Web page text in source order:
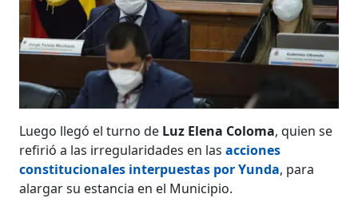
Luego llegó el turno de Luz Elena Coloma, quien se
refirió a las irregularidades en lasacciones
constitucionales interpuestas por Yunda, para
alargar su estancia en el Municipio.